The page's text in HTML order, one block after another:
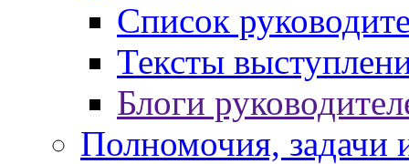
Список
Тексты
Блоги
Полномочия, задачи